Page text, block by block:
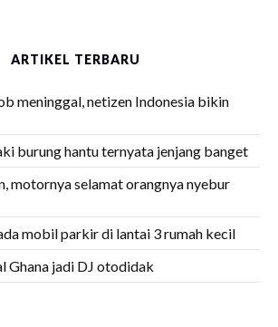
ARTIKEL TERBARU
meninggal, netizen Indonesia bikin
burung hantu ternyata jenjang banget
motornya selamat orangnya nyebur
mobil parkir di lantai 3 rumah kecil
Ghana jadi DJ otodidak